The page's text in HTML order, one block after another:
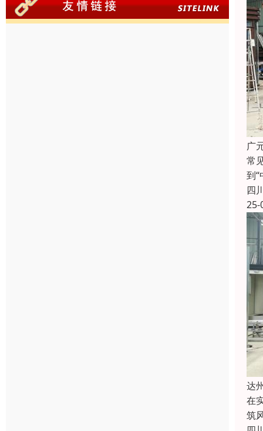
广
常
到
四
25-
达
在
筑